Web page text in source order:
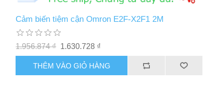
Cảm biến tiệm cận Omron E2F-X2F1 2M
1.956.874 ₫ 1.630.728 ₫
THÊM VÀO GIỎ HÀNG